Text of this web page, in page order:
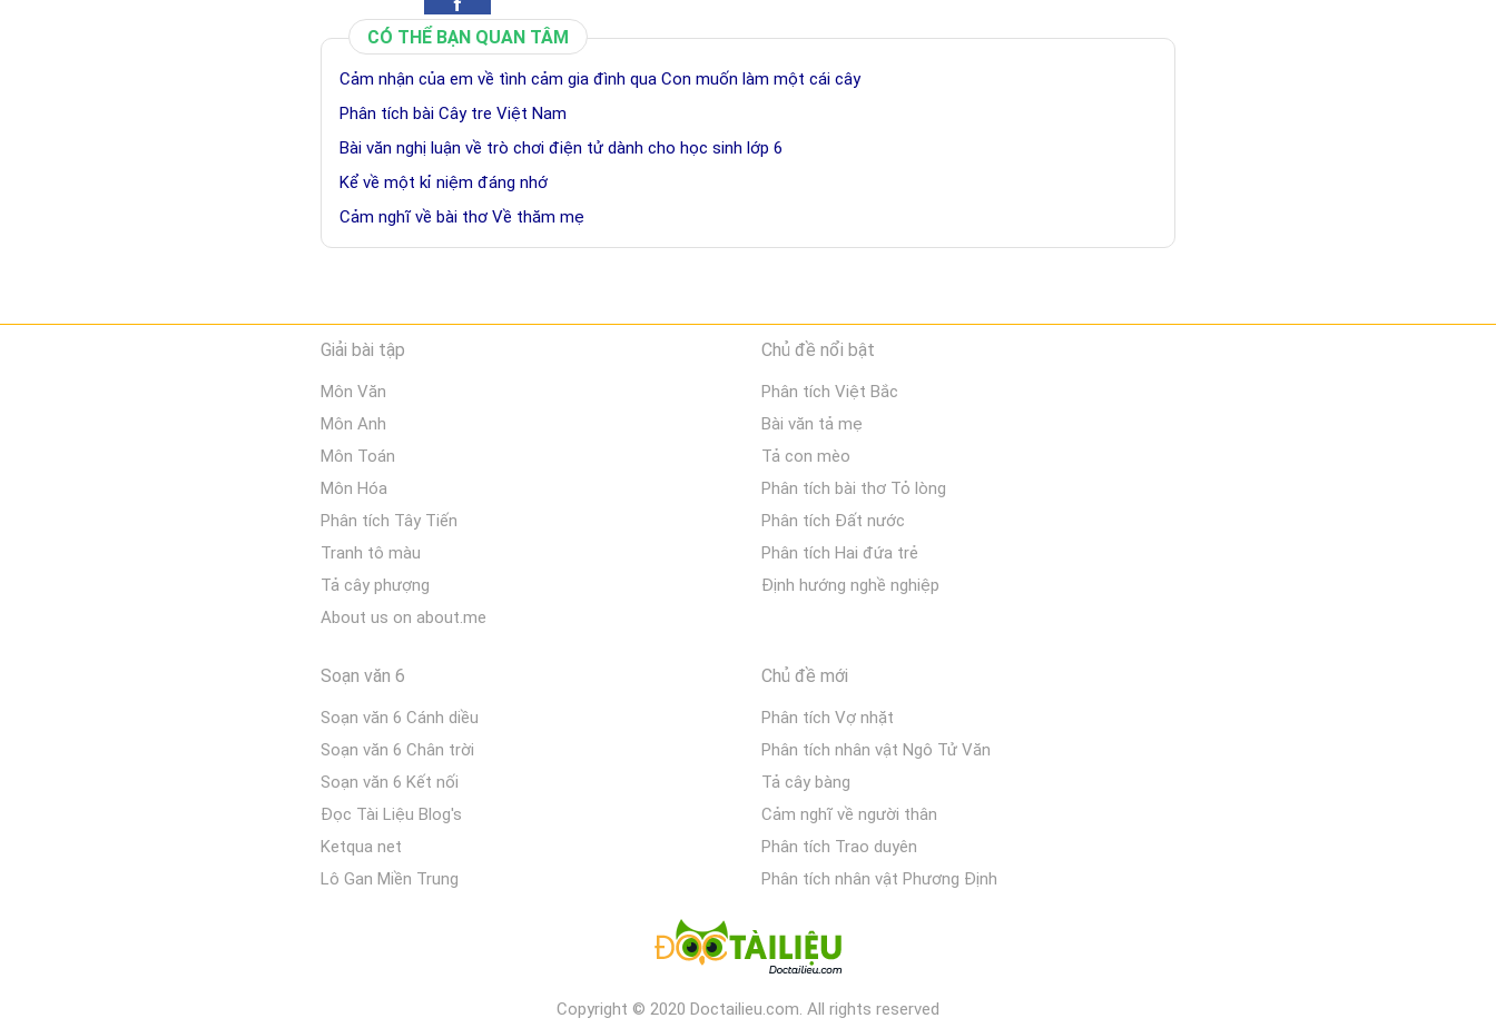
CÓ THỂ BẠN QUAN TÂM
Cảm nhận của em về tình cảm gia đình qua Con muốn làm một cái cây
Phân tích bài Cây tre Việt Nam
Bài văn nghị luận về trò chơi điện tử dành cho học sinh lớp 6
Kể về một kỉ niệm đáng nhớ
Cảm nghĩ về bài thơ Về thăm mẹ
Giải bài tập
Môn Văn
Môn Anh
Môn Toán
Môn Hóa
Phân tích Tây Tiến
Tranh tô màu
Tả cây phượng
About us on about.me
Chủ đề nổi bật
Phân tích Việt Bắc
Bài văn tả mẹ
Tả con mèo
Phân tích bài thơ Tỏ lòng
Phân tích Đất nước
Phân tích Hai đứa trẻ
Định hướng nghề nghiệp
Soạn văn 6
Soạn văn 6 Cánh diều
Soạn văn 6 Chân trời
Soạn văn 6 Kết nối
Đọc Tài Liệu Blog's
Ketqua net
Lô Gan Miền Trung
Chủ đề mới
Phân tích Vợ nhặt
Phân tích nhân vật Ngô Tử Văn
Tả cây bàng
Cảm nghĩ về người thân
Phân tích Trao duyên
Phân tích nhân vật Phương Định
Copyright © 2020 Doctailieu.com. All rights reserved